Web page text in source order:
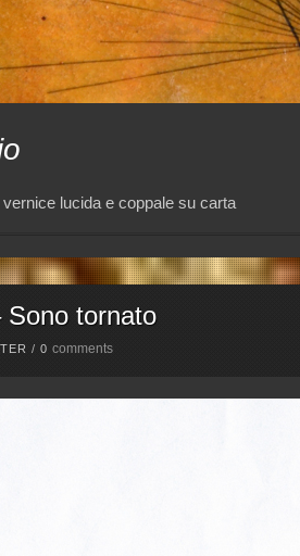
lucida e coppale su carta
Sono tornato
/ 0 comments